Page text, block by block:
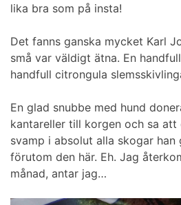
lika bra som på insta!
Det fanns ganska mycket Karl
små var väldigt ätna. En
handfull citrongula
En glad snubbe med hund
kantareller till korgen och sa
svamp i absolut alla skogar
förutom den här. Eh. Jag
månad, antar jag…